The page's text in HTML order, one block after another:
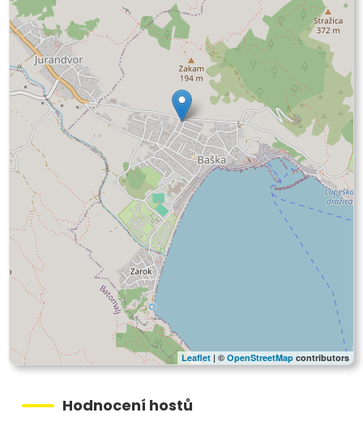
Leaflet | ©OpenStreetMap contributors
Hodnocení hostů